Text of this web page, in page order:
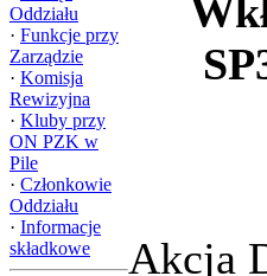
Oddziału
· Funkcje przy
Zarządzie
· Komisja
Rewizyjna
· Kluby przy
ON PZK w
Pile
· Członkowie
Oddziału
· Informacje
składkowe
Akcja